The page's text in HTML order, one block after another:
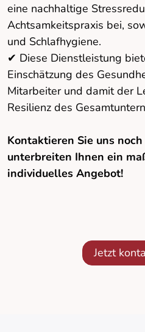
eine nachhaltige
Achtsamkeitspraxis bei,
und Schlafhygiene.
✔ Diese Dienstleistung
Einschätzung des
Mitarbeiter und damit der
Resilienz des
Kontaktieren Sie uns
unterbreiten Ihnen ein
individuelles Angebot!
Jetzt